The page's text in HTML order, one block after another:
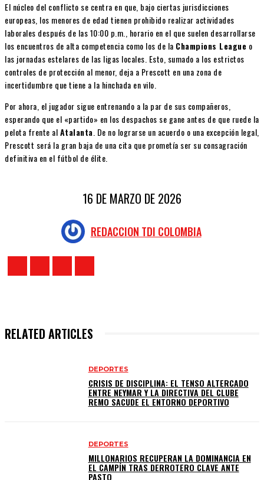
El núcleo del conflicto se centra en que, bajo ciertas jurisdicciones
europeas, los menores de edad tienen prohibido realizar actividades
laborales después de las 10:00 p.m., horario en el que suelen desarrollarse
los encuentros de alta competencia como los de la Champions League o
las jornadas estelares de las ligas locales. Esto, sumado a los estrictos
controles de protección al menor, deja a Prescott en una zona de
incertidumbre que tiene a la hinchada en vilo.
Por ahora, el jugador sigue entrenando a la par de sus compañeros,
esperando que el «partido» en los despachos se gane antes de que ruede la
pelota frente alAtalanta. De no lograrse un acuerdo o una excepción legal,
Prescott será la gran baja de una cita que prometía ser su consagración
definitiva en el fútbol de élite.
16 DE MARZO DE 2026
REDACCION TDI COLOMBIA
RELATED ARTICLES
DEPORTES
CRISIS DE DISCIPLINA: EL TENSO ALTERCADO
ENTRE NEYMAR Y LA DIRECTIVA DEL CLUBE
REMO SACUDE EL ENTORNO DEPORTIVO
DEPORTES
MILLONARIOS RECUPERAN LA DOMINANCIA EN
EL CAMPÍN TRAS DERROTERO CLAVE ANTE
PASTO